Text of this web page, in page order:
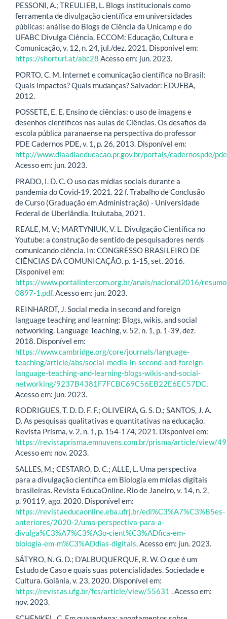
PESSONI, A.; TREULIEB, L. Blogs institucionais como
ferramenta de divulgação científica em universidades
públicas: análise do Blogs de Ciência da Unicamp e do
UFABC Divulga Ciência. ECCOM: Educação, Cultura e
Comunicação, v. 12, n. 24, jul./dez. 2021. Disponível em:
https://shorturl.at/abc28 Acesso em: jun. 2023.
PORTO, C. M. Internet e comunicação científica no Brasil:
Quais impactos? Quais mudanças? Salvador: EDUFBA,
2012.
POSSETE, E. E. Ensino de ciências: o uso de imagens e
desenhos científicos nas aulas de Ciências. Os desafios da
escola pública paranaense na perspectiva do professor
PDE Cadernos PDE, v. 1, p. 26, 2013. Disponível em:
http://www.diaadiaeducacao.pr.gov.br/portals/cadernospde/
Acesso em: jun. 2023.
PRADO, I. D. C. O uso das mídias sociais durante a
pandemia do Covid-19. 2021. 22 f. Trabalho de Conclusão
de Curso (Graduação em Administração) - Universidade
Federal de Uberlândia. Ituiutaba, 2021.
REALE, M. V.; MARTYNIUK, V. L. Divulgação Científica no
Youtube: a construção de sentido de pesquisadores nerds
comunicando ciência. In: CONGRESSO BRASILEIRO DE
CIÊNCIAS DA COMUNICAÇÃO. p. 1-15, set. 2016.
Disponível em:
https://www.portalintercom.org.br/anais/nacional2016/
0897-1.pdf. Acesso em: jun. 2023.
REINHARDT, J. Social media in second and foreign
language teaching and learning: Blogs, wikis, and social
networking. Language Teaching, v. 52, n. 1, p. 1-39, dez.
2018. Disponível em:
https://www.cambridge.org/core/journals/language-
teaching/article/abs/social-media-in-second-and-foreign-
language-teaching-and-learning-blogs-wikis-and-social-
networking/9237B4381F7FCBC69C56EB22E6EC57DC.
Acesso em: jun. 2023.
RODRIGUES, T. D. D. F. F.; OLIVEIRA, G. S. D.; SANTOS, J. A.
D. As pesquisas qualitativas e quantitativas na educação.
Revista Prisma, v. 2, n. 1, p. 154-174, 2021. Disponível em:
https://revistaprisma.emnuvens.com.br/prisma/article/view/49
Acesso em: nov. 2023.
SALLES, M.; CESTARO, D. C.; ALLE, L. Uma perspectiva
para a divulgação científica em Biologia em mídias digitais
brasileiras. Revista EducaOnline. Rio de Janeiro, v. 14, n. 2,
p. 90119, ago. 2020. Disponível em:
https://revistaeducaonline.eba.ufrj.br/edi%C3%A7%C3%B5es-
anteriores/2020-2/uma-perspectiva-para-a-
divulga%C3%A7%C3%A3o-cient%C3%ADfica-em-
biologia-em-m%C3%ADdias-digitais. Acesso em: jun. 2023.
SÁTYRO, N. G. D.; D’ALBUQUERQUE, R. W. O que é um
Estudo de Caso e quais suas potencialidades. Sociedade e
Cultura. Goiânia, v. 23, 2020. Disponível em:
https://revistas.ufg.br/fcs/article/view/55631 . Acesso em:
nov. 2023.